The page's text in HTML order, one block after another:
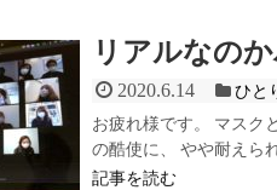
リアルなの
2020.6.14
ひと
お疲れ様です。 マスク
の酷使に、 やや耐えら
記事を読む